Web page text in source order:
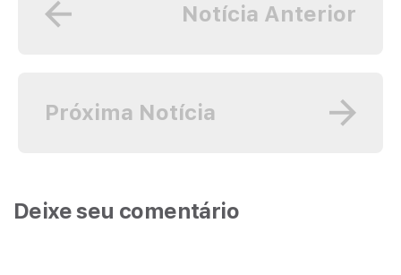
Notícia Anterior
Próxima Notícia
Deixe seu comentário